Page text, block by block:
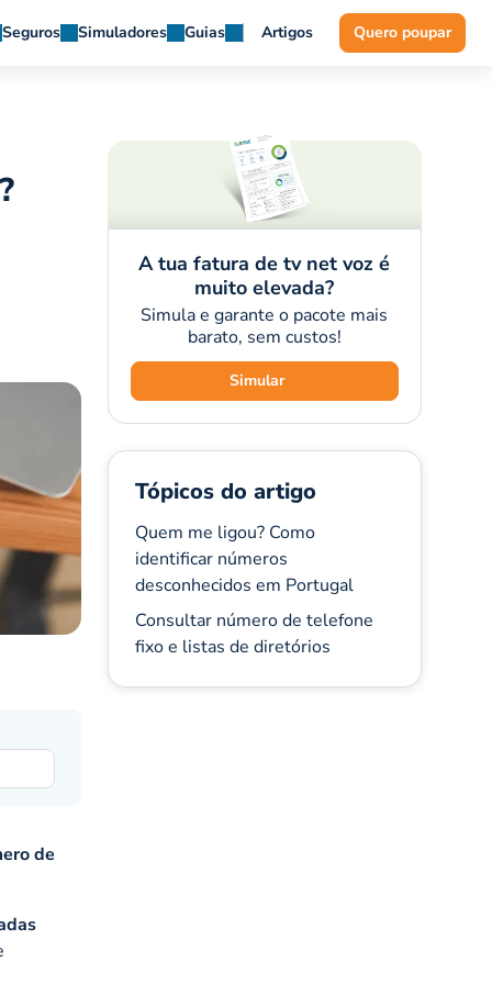
Seguros Simuladores Guias Artigos Quero poupar
de
A tua fatura de tv net voz é
muito elevada?
Simula e garante o pacote mais
barato, sem custos!
Simular
Tópicos do artigo
Quem me ligou? Como
identificar números
desconhecidos em Portugal
Consultar número de telefone
fixo e listas de diretórios